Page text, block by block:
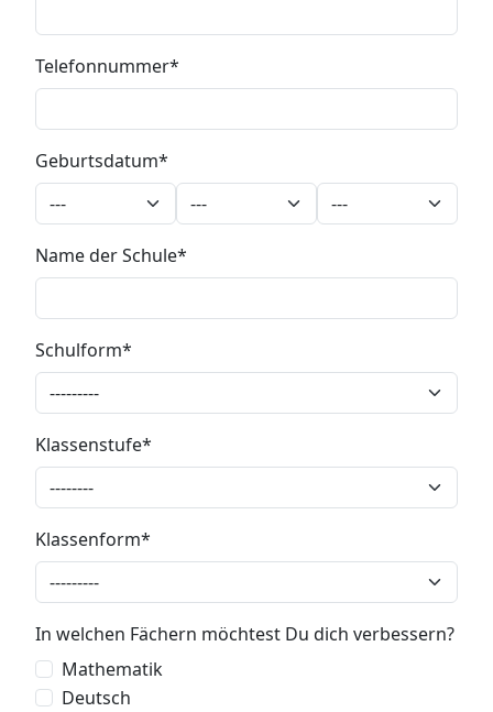
Telefonnummer
Geburtsdatum
Name der Schule
Schulform
Klassenstufe
Klassenform
In welchen Fächern möchtest Du dich verbessern?
Mathematik
Deutsch